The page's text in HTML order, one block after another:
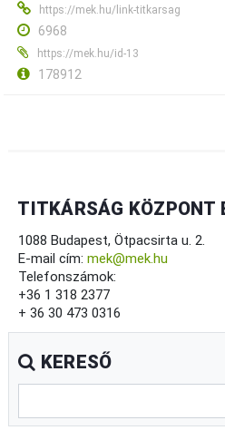
https://mek.hu/link-titkarsag
6968
https://mek.hu/id-13
178912
TITKÁRSÁG KÖZPONT
1088 Budapest, Ötpacsirta u. 2.
E-mail cím:mek@mek.hu
Telefonszámok:
+36 1 318 2377
+ 36 30 473 0316
KERESŐ